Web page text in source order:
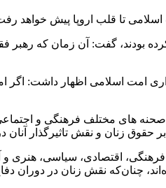
تا قلب اروپا پیش خواهد
بودند، گفت: آن زمان که
امت اسلامی اظهار داشت:
های مختلف فرهنگی و اجتماعی
حقوق زنان و نقش تاثیرگذار آنان
اقتصادی، سیاسی،
چنان‌که نقش زنان در